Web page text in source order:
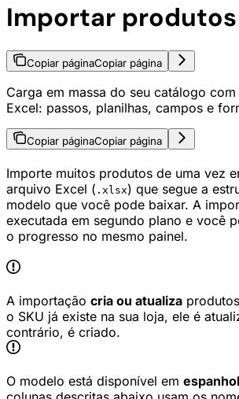
Importar produtos
Copiar páginaCopiar página
Carga em massa do seu catálogo
Excel: passos, planilhas, campos e
Copiar páginaCopiar página
Importe muitos produtos de uma vez
arquivo Excel ( .xlsx) que segue a
modelo que você pode baixar. A
executada em segundo plano e você
o progresso no mesmo painel.
A importação cria ou atualiza
o SKU já existe na sua loja, ele é
contrário, é criado.
O modelo está disponível em espanhol